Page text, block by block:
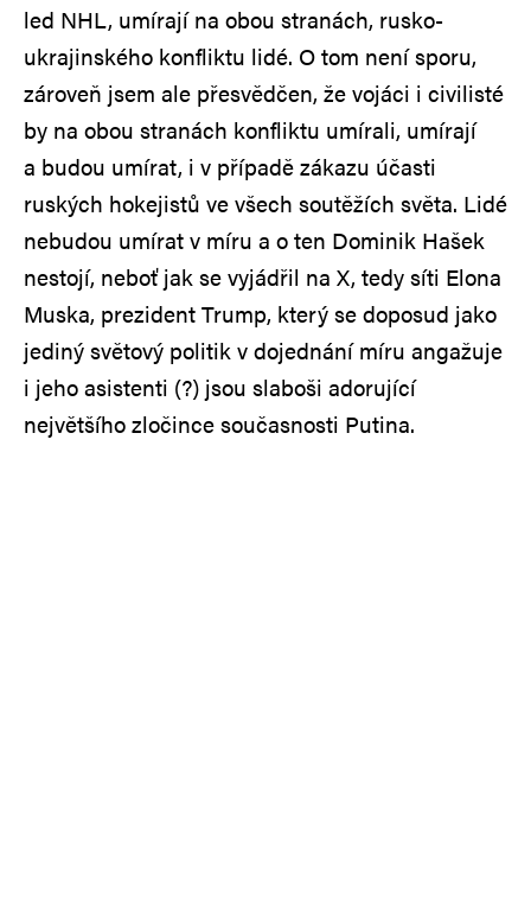
led NHL, umírají na obou stranách, rusko-
ukrajinského konfliktu lidé. O tom není sporu,
zároveň jsem ale přesvědčen, že vojáci i civilisté
by na obou stranách konfliktu umírali, umírají
a budou umírat, i v případě zákazu účasti
ruských hokejistů ve všech soutěžích světa. Lidé
nebudou umírat v míru a o ten Dominik Hašek
nestojí, neboť jak se vyjádřil na X, tedy síti Elona
Muska, prezident Trump, který se doposud jako
jediný světový politik v dojednání míru angažuje
i jeho asistenti (?) jsou slaboši adorující
největšího zločince současnosti Putina.